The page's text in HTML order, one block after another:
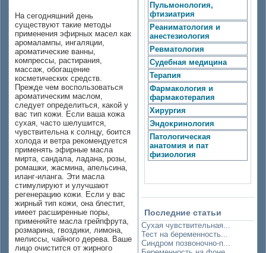
На сегодняшний день
существуют такие методы
применения эфирных масел как
аромалампы, ингаляции,
ароматические ванны,
компрессы, растирания,
массаж, обогащение
косметических средств.
Прежде чем воспользоваться
ароматическим маслом,
следует определиться, какой у
вас тип кожи. Если ваша кожа
сухая, часто шелушится,
чувствительна к солнцу, боится
холода и ветра рекомендуется
применять эфирные масла
мирта, сандала, ладана, розы,
ромашки, жасмина, апельсина,
иланг-иланга. Эти масла
стимулируют и улучшают
регенерацию кожи. Если у вас
жирный тип кожи, она блестит,
имеет расширенные поры,
применяйте масла грейпфрута,
розмарина, гвоздики, лимона,
мелиссы, чайного дерева. Ваше
лицо очистится от жирного
Пульмонология,
фтизиатрия
Реаниматология и
анестезиология
Ревматология
Судебная медицина
Терапия
Фармакология и
фармакотерапия
Хирургия
Эндокринология
Патологическая
анатомия и пат
физиология
Последние статьи
Сухая чувствительная...
Тест на беременность...
Синдром позвоночно-п...